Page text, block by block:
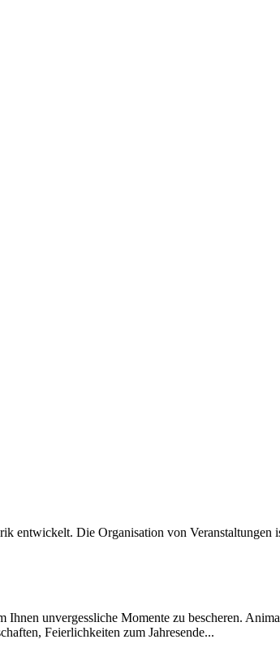
entwickelt. Die Organisation von Veranstaltungen
unvergessliche Momente zu bescheren.
Feierlichkeiten zum Jahresende...